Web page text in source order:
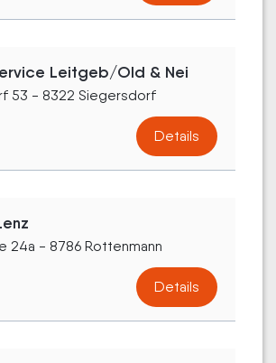
Leitgeb/Old & Nei
53 - 8322 Siegersdorf
Details
24a - 8786 Rottenmann
Details